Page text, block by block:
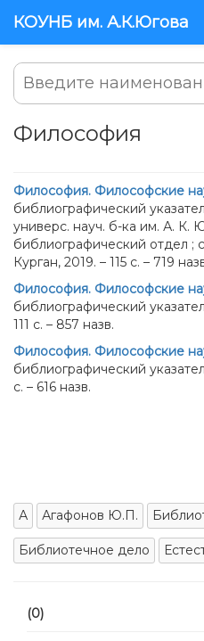
КОУНБ им. А.К.Югова
Философия
Философия. Философские
библиографический
универс. науч. б-ка им. А. К.
библиографический отдел ;
Курган, 2019. – 115 с. – 719
Философия. Философские
библиографический
111 с. – 857 назв.
Философия. Философские
библиографический
с. – 616 назв.
А Агафонов Ю.П.
Библиотечное дело
(0)